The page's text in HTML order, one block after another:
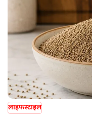
इसके पीछे कई सालों का
लाइफस्टाइल